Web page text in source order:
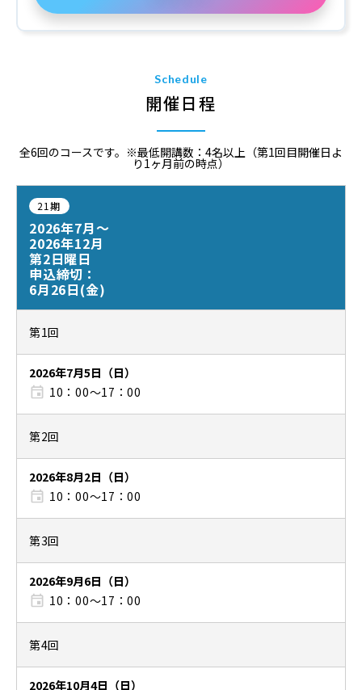
Schedule
開催日程
全6回のコースです。※最低開講数：4名以上（第1回目開催日よ
り1ヶ月前の時点）
21期
2026年7月～
2026年12月
第2日曜日
申込締切：
6月26日(金)
第1回
2026年7月5日（日）
10：00〜17：00
第2回
2026年8月2日（日）
10：00〜17：00
第3回
2026年9月6日（日）
10：00〜17：00
第4回
2026年10月4日（日）